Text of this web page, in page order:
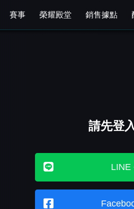
賽事 榮耀殿堂 銷售據點
請先登
LINE